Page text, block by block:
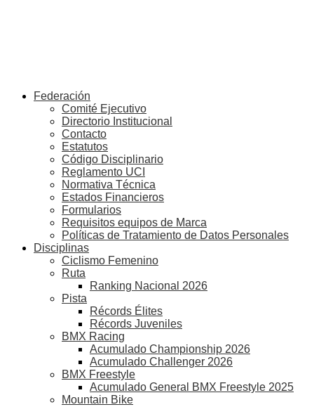
Federación
Comité Ejecutivo
Directorio Institucional
Contacto
Estatutos
Código Disciplinario
Reglamento UCI
Normativa Técnica
Estados Financieros
Formularios
Requisitos equipos de Marca
Políticas de Tratamiento de Datos Personales
Disciplinas
Ciclismo Femenino
Ruta
Ranking Nacional 2026
Pista
Récords Élites
Récords Juveniles
BMX Racing
Acumulado Championship 2026
Acumulado Challenger 2026
BMX Freestyle
Acumulado General BMX Freestyle 2025
Mountain Bike